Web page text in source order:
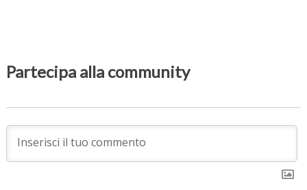
Partecipa alla community